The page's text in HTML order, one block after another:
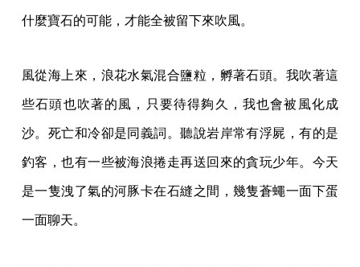
什麼寶石的可能，才能全被留下來吹風。
風從海上來，浪花水氣混合鹽粒，孵著石頭。我吹著這
些石頭也吹著的風，只要待得夠久，我也會被風化成
沙。死亡和冷卻是同義詞。聽說岩岸常有浮屍，有的是
釣客，也有一些被海浪捲走再送回來的貪玩少年。今天
是一隻洩了氣的河豚卡在石縫之間，幾隻蒼蠅一面下蛋
一面聊天。